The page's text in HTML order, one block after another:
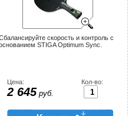
скорость и контроль с
STIGA Optimum Sync.
Цена:
2 645 руб.
Кол-во: